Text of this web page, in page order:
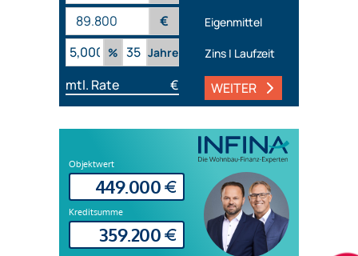
€
Eigenmittel
%
Jahre Zins | Laufzeit
mtl. Rate € WEITER